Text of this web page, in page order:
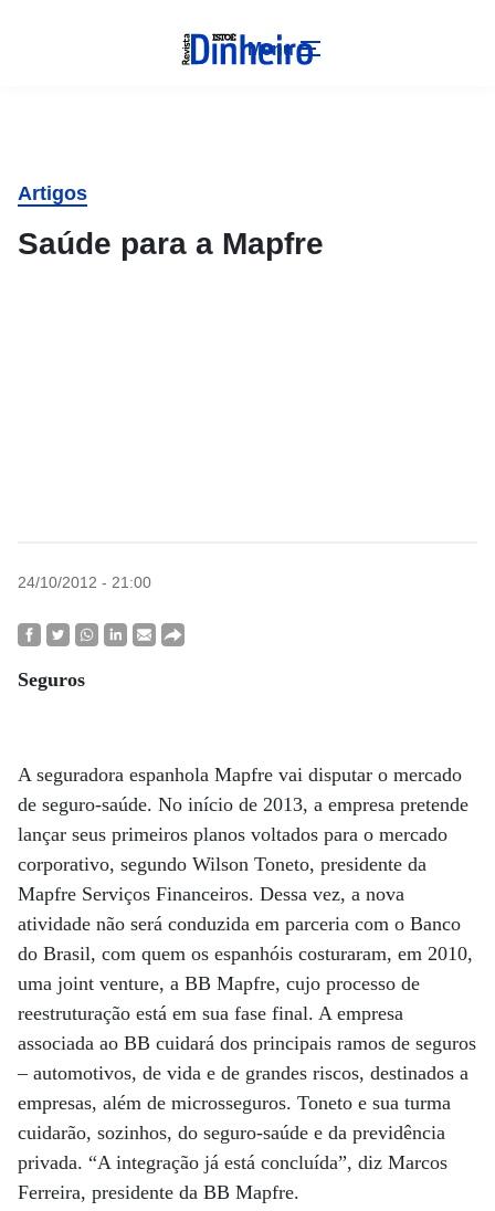
Menu
Artigos
Saúde para a Mapfre
24/10/2012 - 21:00
Seguros
A seguradora espanhola Mapfre vai disputar o mercado
de seguro-saúde. No início de 2013, a empresa pretende
lançar seus primeiros planos voltados para o mercado
corporativo, segundo Wilson Toneto, presidente da
Mapfre Serviços Financeiros. Dessa vez, a nova
atividade não será conduzida em parceria com o Banco
do Brasil, com quem os espanhóis costuraram, em 2010,
uma joint venture, a BB Mapfre, cujo processo de
reestruturação está em sua fase final. A empresa
associada ao BB cuidará dos principais ramos de seguros
– automotivos, de vida e de grandes riscos, destinados a
empresas, além de microsseguros. Toneto e sua turma
cuidarão, sozinhos, do seguro-saúde e da previdência
privada. “A integração já está concluída”, diz Marcos
Ferreira, presidente da BB Mapfre.